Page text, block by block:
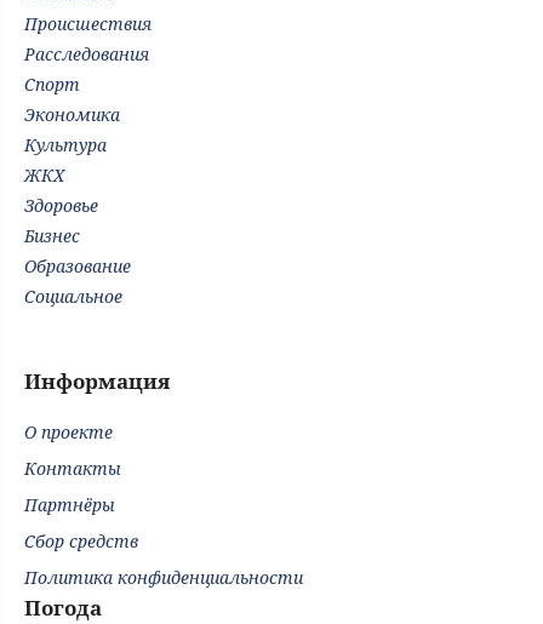
Происшествия
Расследования
Спорт
Экономика
Культура
ЖКХ
Здоровье
Бизнес
Образование
Социальное
Информация
О проекте
Контакты
Партнёры
Сбор средств
Политика конфиденциальности
Погода